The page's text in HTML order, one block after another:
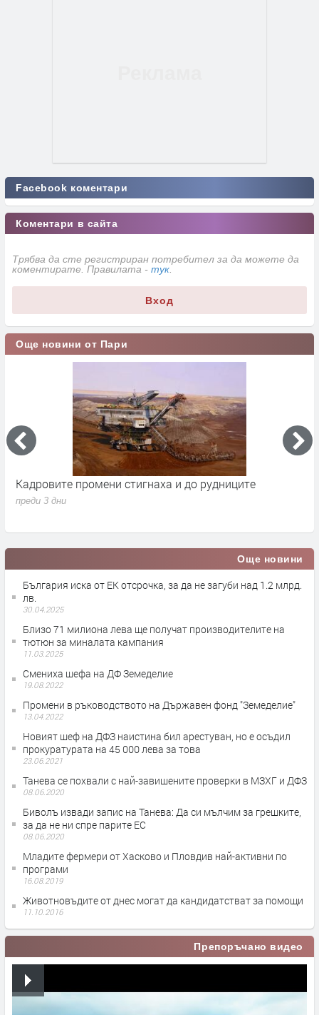
Facebook коментари
Коментари в сайта
Трябва да сте регистриран потребител за да можете да
коментирате. Правилата - тук
Вход
Още новини от Пари
Кадровите промени стигнаха и до рудниците
преди 3 дни
Още новини
България иска от ЕК отсрочка, за да не загуби над 1.2 млрд.
лв.
30.04.2025
Близо 71 милиона лева ще получат производителите на
тютюн за миналата кампания
11.03.2025
Смениха шефа на ДФ Земеделие
19.08.2022
Промени в ръководството на Държавен фонд "Земеделие"
13.04.2022
Новият шеф на ДФЗ наистина бил арестуван, но е осъдил
прокуратурата на 45 000 лева за това
23.06.2021
Танева се похвали с най-завишените проверки в МЗХГ и ДФЗ
08.06.2020
Биволъ извади запис на Танева: Да си мълчим за грешките,
за да не ни спре парите ЕС
08.06.2020
Младите фермери от Хасково и Пловдив най-активни по
програми
16.08.2019
Животновъдите от днес могат да кандидатстват за помощи
11.10.2016
Препоръчано видео